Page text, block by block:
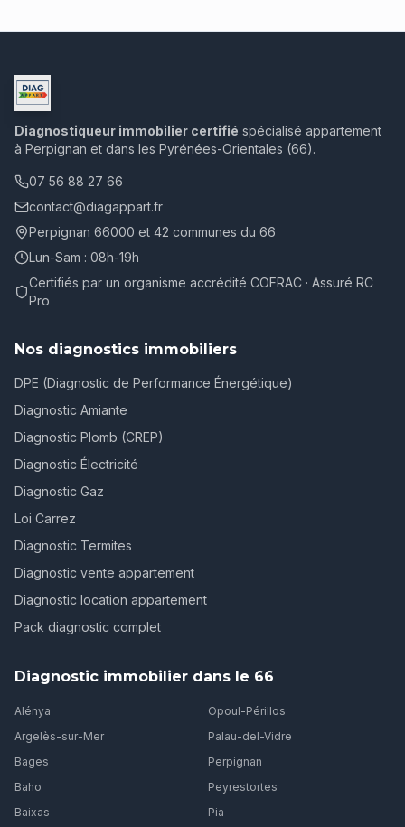
Diagnostiqueur immobilier certifié spécialisé appartement
à Perpignan et dans les Pyrénées-Orientales (66).
07 56 88 27 66
contact@diagappart.fr
Perpignan 66000 et 42 communes du 66
Lun-Sam : 08h-19h
Certifiés par un organisme accrédité COFRAC · Assuré RC
Pro
Nos diagnostics immobiliers
DPE (Diagnostic de Performance Énergétique)
Diagnostic Amiante
Diagnostic Plomb (CREP)
Diagnostic Électricité
Diagnostic Gaz
Loi Carrez
Diagnostic Termites
Diagnostic vente appartement
Diagnostic location appartement
Pack diagnostic complet
Diagnostic immobilier dans le 66
Alénya
Argelès-sur-Mer
Bages
Baho
Baixas
Opoul-Périllos
Palau-del-Vidre
Perpignan
Peyrestortes
Pia